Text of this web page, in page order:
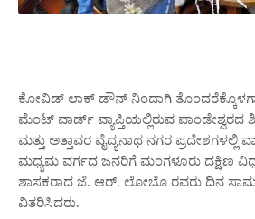
ಕೋವಿಡ್ ಲಾಕ್ ಡೌನ್ ನಿಂದಾಗಿ
ಮೆಂಟ್ ವಾರ್ಡ್ ವ್ಯಾಪ್ತಿಯಲ್ಲಿರುವ
ಮತ್ತು ಅತ್ತಾವರ ವೈದ್ಯನಾಥ ನಗರ ಪ್ರದೇಶಗಳಲ್ಲಿ
ಮಧ್ಯಮ ವರ್ಗದ ಜನರಿಗೆ ಮಂಗಳೂರು ದಕ್ಷಿಣ
ಶಾಸಕರಾದ ಜೆ. ಆರ್. ಲೋಬೊ ರವರು ದಿನ
ವಿತರಿಸಿದರು.